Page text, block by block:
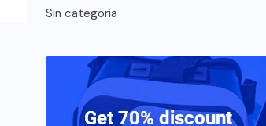
Sin categoría